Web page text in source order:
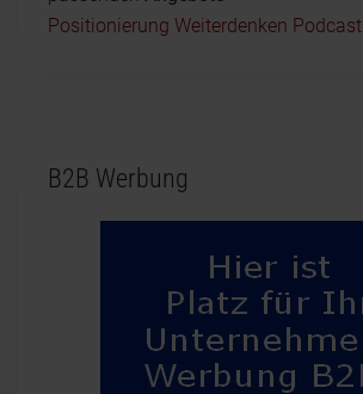
Positionierung Weiterdenken Podcast
B2B Werbung